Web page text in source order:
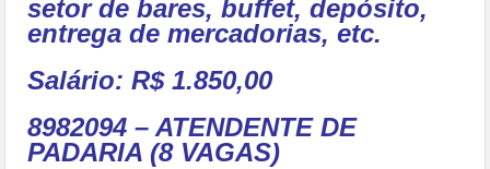
setor de bares, buffet, depósito,
entrega de mercadorias, etc.
Salário: R$ 1.850,00
8982094 – ATENDENTE DE
PADARIA (8 VAGAS)